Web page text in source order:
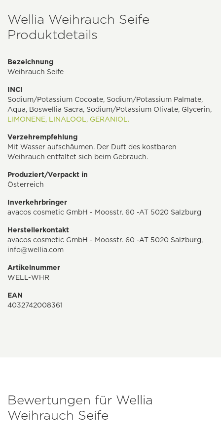
Wellia Weihrauch Seife
Produktdetails
Bezeichnung
Weihrauch Seife
INCI
Sodium/Potassium Cocoate, Sodium/Potassium Palmate,
Aqua, Boswellia Sacra, Sodium/Potassium Olivate, Glycerin,
LIMONENE, LINALOOL, GERANIOL.
Verzehrempfehlung
Mit Wasser aufschäumen. Der Duft des kostbaren
Weihrauch entfaltet sich beim Gebrauch.
Produziert/Verpackt in
Österreich
Inverkehrbringer
avacos cosmetic GmbH - Moosstr. 60 -AT 5020 Salzburg
Herstellerkontakt
avacos cosmetic GmbH - Moosstr. 60 -AT 5020 Salzburg,
info@wellia.com
Artikelnummer
WELL-WHR
EAN
4032742008361
Bewertungen für Wellia
Weihrauch Seife